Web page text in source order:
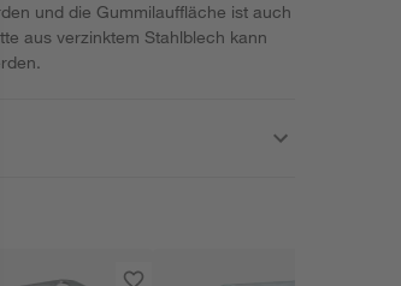
und die Gummilauffläche ist auch
aus verzinktem Stahlblech kann